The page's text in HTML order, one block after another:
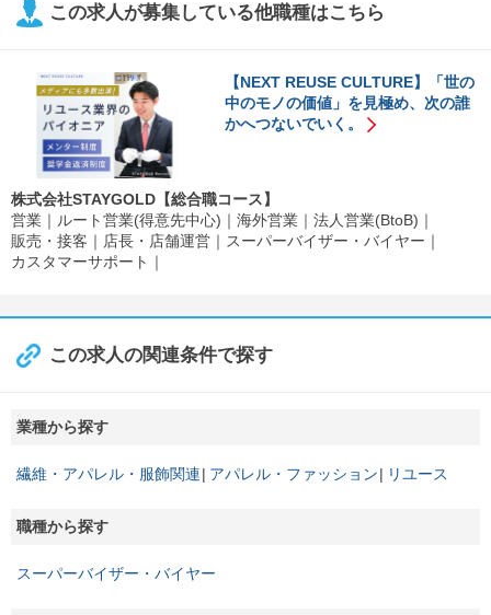
この求人が募集している他職種はこちら
【NEXT REUSE CULTURE】「世の
中のモノの価値」を見極め、次の誰
かへつないでいく。
株式会社STAYGOLD【総合職コース】
営業
ルート営業(得意先中心) 海外営業
法人営業(BtoB)
販売・接客
店長・店舗運営
スーパーバイザー・バイヤー
カスタマーサポート
この求人の関連条件で探す
業種から探す
繊維・アパレル・服飾関連 アパレル・ファッション リユース
職種から探す
スーパーバイザー・バイヤー